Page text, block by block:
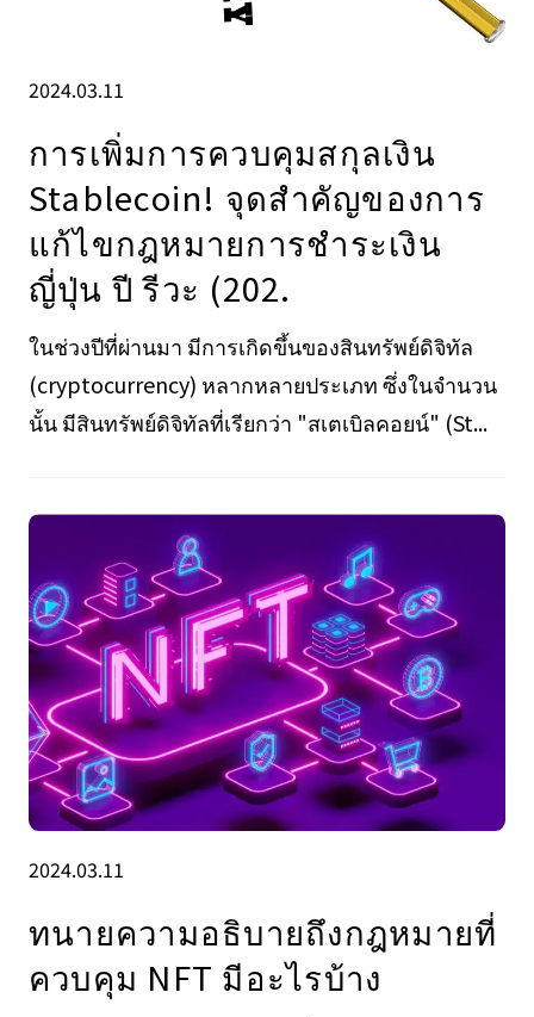
2024.03.11
การเพิ่มการควบคุมสกุลเงิน
Stablecoin! จุดสําคัญของการ
แก้ไขกฎหมายการชําระเงิน
ญี่ปุ่น ปี รีวะ (202.
ในช่วงปีที่ผ่านมา มีการเกิดขึ้นของสินทรัพย์ดิจิทัล
(cryptocurrency) หลากหลายประเภท ซึ่งในจำนวน
นั้น มีสินทรัพย์ดิจิทัลที่เรียกว่า "สเตเบิลคอยน์" (St...
2024.03.11
ทนายความอธิบายถึงกฎหมายที่
ควบคุม NFT มีอะไรบ้าง